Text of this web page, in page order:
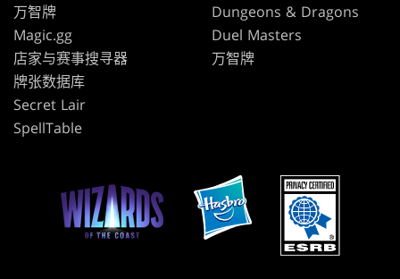
万智牌
Magic.gg
店家与赛事搜寻器
牌张数据库
Secret Lair
SpellTable
Dungeons & Dragons
Duel Masters
万智牌